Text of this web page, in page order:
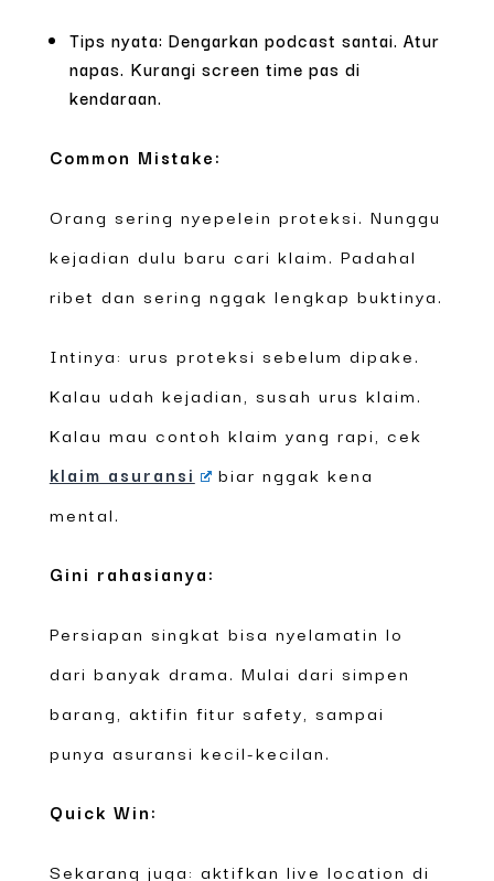
Tips nyata: Dengarkan podcast santai. Atur
napas. Kurangi screen time pas di
kendaraan.
Common Mistake:
Orang sering nyepelein proteksi. Nunggu
kejadian dulu baru cari klaim. Padahal
ribet dan sering nggak lengkap buktinya.
Intinya: urus proteksi sebelum dipake.
Kalau udah kejadian, susah urus klaim.
Kalau mau contoh klaim yang rapi, cek
klaim asuransi
biar nggak kena
mental.
Gini rahasianya:
Persiapan singkat bisa nyelamatin lo
dari banyak drama. Mulai dari simpen
barang, aktifin fitur safety, sampai
punya asuransi kecil-kecilan.
Quick Win:
Sekarang juga: aktifkan live location di